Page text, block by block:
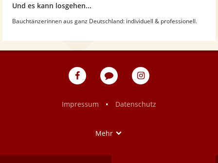
Und es kann losgehen...
Bauchtänzerinnen aus ganz Deutschland: individuell & professionell.
eventpeppers
Blog
eventpeppers
Impressum
• Datenschutz
Mehr